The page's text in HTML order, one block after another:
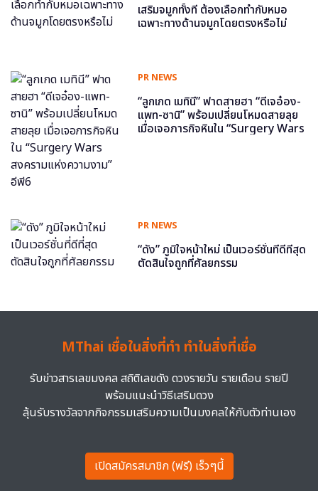
เสริมจมูกทั้งที ต้องเลือกทำกับหมอ
เฉพาะทางด้านจมูกโดยตรงหรือไม่
PR NEWS
“ลูกเกด เมทินี” ฟาดสายฮา “ดีเจอ๋อง-
แพท-ซานิ” พร้อมเปลี่ยนโหมดสายลุย
เมื่อเจอภารกิจหินใน “Surgery Wars
PR NEWS
“ดัง” ภูมิใจหน้าใหม่ เป็นเวอร์ชั่นที่ดีที่สุด
ตัดสินใจถูกที่ศัลยกรรม
MThai เชื่อในสิ่งที่ทำ ทำในสิ่งที่เชื่อ
รับข่าวสารเลขมงคล สถิติเลขดัง ดวงรายวัน รายเดือน รายปี
พร้อมแนะนำวิธีเสริมดวง
ลุ้นรับรางวัลจากกิจกรรมเสริมความเป็นมงคลให้กับตัวท่านเอง
เปิดสมัครสมาชิก (ฟรี) เร็วๆนี้